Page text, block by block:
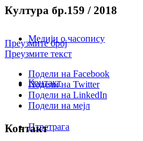
Медији о часопису
Контакт
Птретрага
Култура бр.159 / 2018
Преузмите број
Преузмите текст
Подели на Facebook
Подели на Twitter
Подели на LinkedIn
Подели на мејл
Контакт